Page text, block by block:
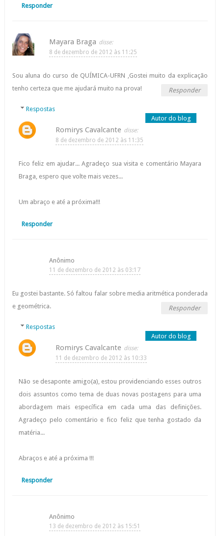
Responder
Mayara Braga
8 de dezembro de 2012 às 11:25
Sou aluna do curso de QUÍMICA-UFRN ,Gostei muito da explicação
tenho certeza que me ajudará muito na prova!
Responder
Respostas
Romirys Cavalcante
8 de dezembro de 2012 às 11:35
Fico feliz em ajudar... Agradeço sua visita e comentário Mayara
Braga, espero que volte mais vezes...
Um abraço e até a próxima!!!
Responder
Anônimo
11 de dezembro de 2012 às 03:17
Eu gostei bastante. Só faltou falar sobre media aritmética ponderada
e geométrica.
Responder
Respostas
Romirys Cavalcante
11 de dezembro de 2012 às 10:33
Não se desaponte amigo(a), estou providenciando esses outros
dois assuntos como tema de duas novas postagens para uma
abordagem mais específica em cada uma das definições.
Agradeço pelo comentário e fico feliz que tenha gostado da
matéria...
Abraços e até a próxima !!!
Responder
Anônimo
13 de dezembro de 2012 às 15:51